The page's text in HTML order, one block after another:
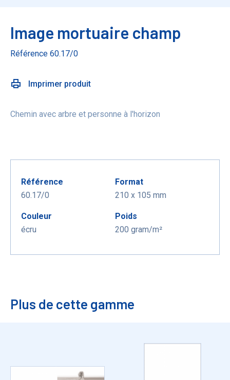
Image mortuaire champ
Référence 60.17/0
Imprimer produit
Chemin avec arbre et personne à l'horizon
Référence
60.17/0
Format
210 x 105 mm
Couleur
écru
Poids
200 gram/m²
Plus de cette gamme